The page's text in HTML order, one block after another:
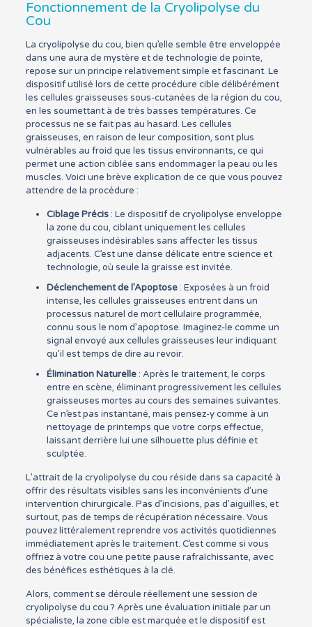
Fonctionnement de la Cryolipolyse du
Cou
La cryolipolyse du cou, bien qu’elle semble être enveloppée
dans une aura de mystère et de technologie de pointe,
repose sur un principe relativement simple et fascinant. Le
dispositif utilisé lors de cette procédure cible délibérément
les cellules graisseuses sous-cutanées de la région du cou,
en les soumettant à de très basses températures. Ce
processus ne se fait pas au hasard. Les cellules
graisseuses, en raison de leur composition, sont plus
vulnérables au froid que les tissus environnants, ce qui
permet une action ciblée sans endommager la peau ou les
muscles. Voici une brève explication de ce que vous pouvez
attendre de la procédure :
Ciblage Précis: Le dispositif de cryolipolyse enveloppe
la zone du cou, ciblant uniquement les cellules
graisseuses indésirables sans affecter les tissus
adjacents. C’est une danse délicate entre science et
technologie, où seule la graisse est invitée.
Déclenchement de l’Apoptose: Exposées à un froid
intense, les cellules graisseuses entrent dans un
processus naturel de mort cellulaire programmée,
connu sous le nom d’apoptose. Imaginez-le comme un
signal envoyé aux cellules graisseuses leur indiquant
qu’il est temps de dire au revoir.
Élimination Naturelle: Après le traitement, le corps
entre en scène, éliminant progressivement les cellules
graisseuses mortes au cours des semaines suivantes.
Ce n’est pas instantané, mais pensez-y comme à un
nettoyage de printemps que votre corps effectue,
laissant derrière lui une silhouette plus définie et
sculptée.
L’attrait de la cryolipolyse du cou réside dans sa capacité à
offrir des résultats visibles sans les inconvénients d’une
intervention chirurgicale. Pas d’incisions, pas d’aiguilles, et
surtout, pas de temps de récupération nécessaire. Vous
pouvez littéralement reprendre vos activités quotidiennes
immédiatement après le traitement. C’est comme si vous
offriez à votre cou une petite pause rafraîchissante, avec
des bénéfices esthétiques à la clé.
Alors, comment se déroule réellement une session de
cryolipolyse du cou ? Après une évaluation initiale par un
spécialiste, la zone cible est marquée et le dispositif est